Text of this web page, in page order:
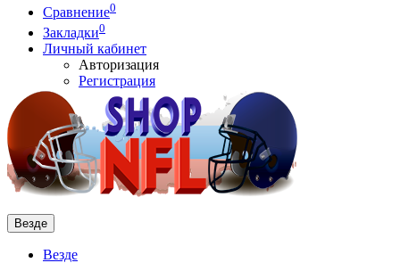
Сравнение0
Закладки0
Личный кабинет
Авторизация
Регистрация
Везде
Везде